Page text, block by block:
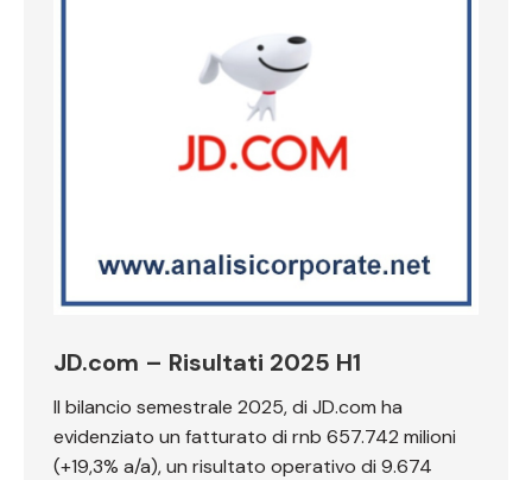
JD.com – Risultati 2025 H1
Il bilancio semestrale 2025, di JD.com ha
evidenziato un fatturato di rnb 657.742 milioni
(+19,3% a/a), un risultato operativo di 9.674